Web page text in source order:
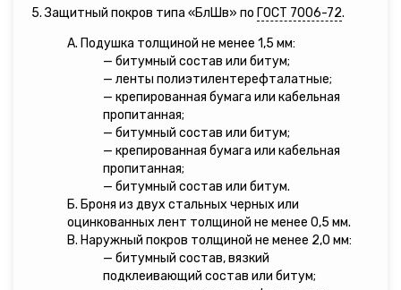
5. Защитный покров типа «БлШв» по ГОСТ 7006-72.
А. Подушка толщиной не менее 1,5 мм:
— битумный состав или битум;
— ленты полиэтилентерефталатные;
— крепированная бумага или кабельная
пропитанная;
— битумный состав или битум;
— крепированная бумага или кабельная
пропитанная;
— битумный состав или битум.
Б. Броня из двух стальных черных или
оцинкованных лент толщиной не менее 0,5 мм.
В. Наружный покров толщиной не менее 2,0 мм:
— битумный состав, вязкий
подклеивающий состав или битум;